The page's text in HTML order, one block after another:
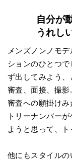
自分が
うれし
メンズノンノモ
ションのひとつ
ず出してみよう
審査、面接、撮
審査への願掛け
トリーナンバー
ようと思って、ト
他にもスタイル